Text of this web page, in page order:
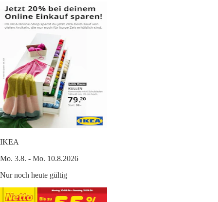
IKEA
Mo. 3.8. - Mo. 10.8.2026
Nur noch heute gültig